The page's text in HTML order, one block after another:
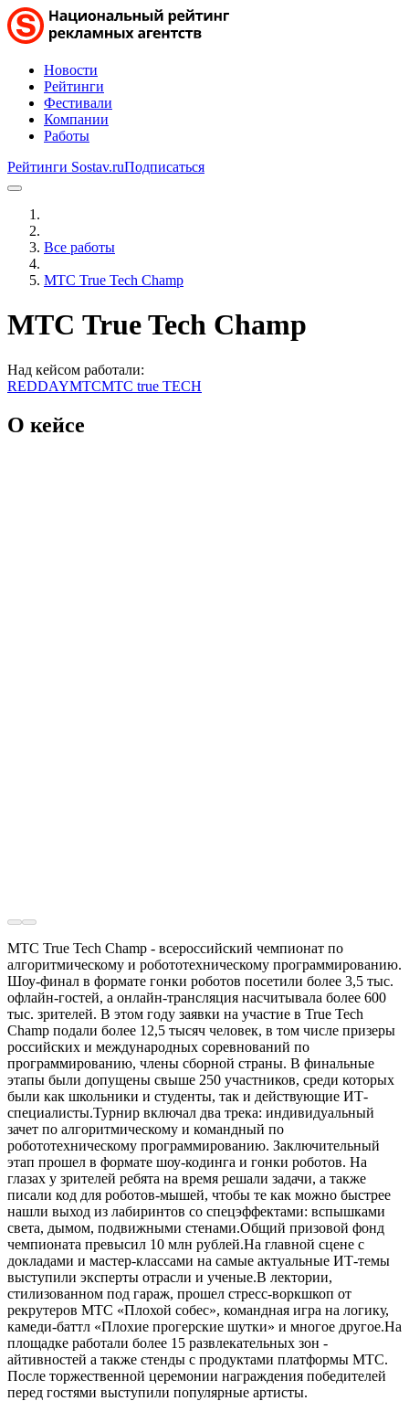
Новости
Рейтинги
Фестивали
Компании
Работы
Рейтинги Sostav.ruПодписаться
Все работы
МТС True Tech Champ
МТС True Tech Champ
Над кейсом работали:
REDDAYМТСМТС true TECH
О кейсе
МТС True Tech Champ - всероссийский чемпионат по
алгоритмическому и робототехническому программированию.
Шоу-финал в формате гонки роботов посетили более 3,5 тыс.
офлайн-гостей, а онлайн-трансляция насчитывала более 600
тыс. зрителей. В этом году заявки на участие в True Tech
Champ подали более 12,5 тысяч человек, в том числе призеры
российских и международных соревнований по
программированию, члены сборной страны. В финальные
этапы были допущены свыше 250 участников, среди которых
были как школьники и студенты, так и действующие ИТ-
специалисты.Турнир включал два трека: индивидуальный
зачет по алгоритмическому и командный по
робототехническому программированию. Заключительный
этап прошел в формате шоу-кодинга и гонки роботов. На
глазах у зрителей ребята на время решали задачи, а также
писали код для роботов-мышей, чтобы те как можно быстрее
нашли выход из лабиринтов со спецэффектами: вспышками
света, дымом, подвижными стенами.Общий призовой фонд
чемпионата превысил 10 млн рублей.На главной сцене с
докладами и мастер-классами на самые актуальные ИТ-темы
выступили эксперты отрасли и ученые.В лектории,
стилизованном под гараж, прошел стресс-воркшкоп от
рекрутеров МТС «Плохой собес», командная игра на логику,
камеди-баттл «Плохие прогерские шутки» и многое другое.На
площадке работали более 15 развлекательных зон -
айтивностей а также стенды с продуктами платформы МТС.
После торжественной церемонии награждения победителей
перед гостями выступили популярные артисты.